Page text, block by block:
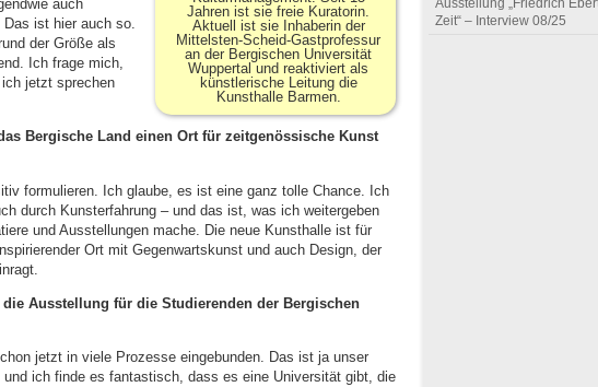
Jahren ist sie freie Kuratorin.
Aktuell ist sie Inhaberin der
Mittelsten-Scheid-Gastprofessur
an der Bergischen Universität
Wuppertal und reaktiviert als
künstlerische Leitung die
Kunsthalle Barmen.
auch
Das ist hier auch so.
der Größe als
Ich frage mich,
jetzt sprechen
Bergische Land einen Ort für zeitgenössische Kunst
formulieren. Ich glaube, es ist eine ganz tolle Chance. Ich
durch Kunsterfahrung – und das ist, was ich weitergeben
und Ausstellungen mache. Die neue Kunsthalle ist für
Ort mit Gegenwartskunst und auch Design, der
die Ausstellung für die Studierenden der Bergischen
jetzt in viele Prozesse eingebunden. Das ist ja unser
ich finde es fantastisch, dass es eine Universität gibt, die
Ausstellung „Friedrich
Zeit“ – Interview 08/25